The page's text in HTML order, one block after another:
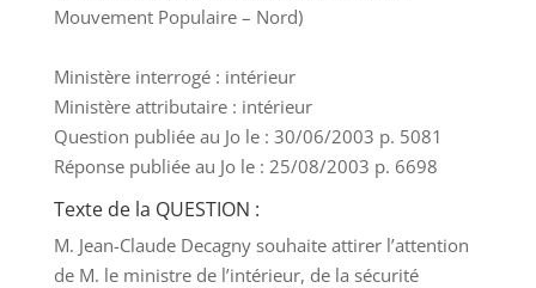
Mouvement Populaire – Nord)
Ministère interrogé : intérieur
Ministère attributaire : intérieur
Question publiée au Jo le : 30/06/2003 p. 5081
Réponse publiée au Jo le : 25/08/2003 p. 6698
Texte de la QUESTION :
M. Jean-Claude Decagny souhaite attirer l’attention
de M. le ministre de l’intérieur, de la sécurité